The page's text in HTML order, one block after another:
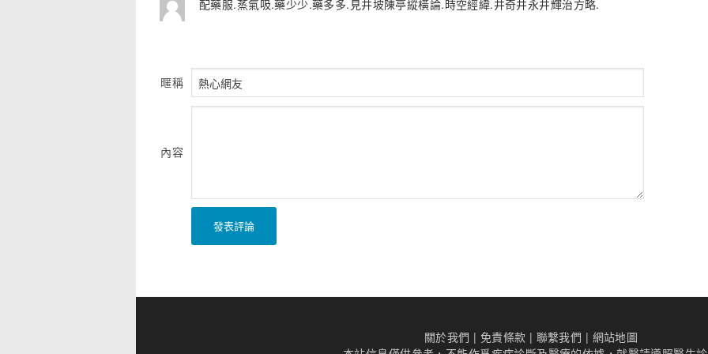
配藥服.蒸氣吸.藥少少.藥多多.見井坡陳亭縱橫論.時空經緯.井奇井永井輝治方略.
暱稱
內容
發表評論
關於我們 | 免責條款 | 聯繫我們 | 網站地圖